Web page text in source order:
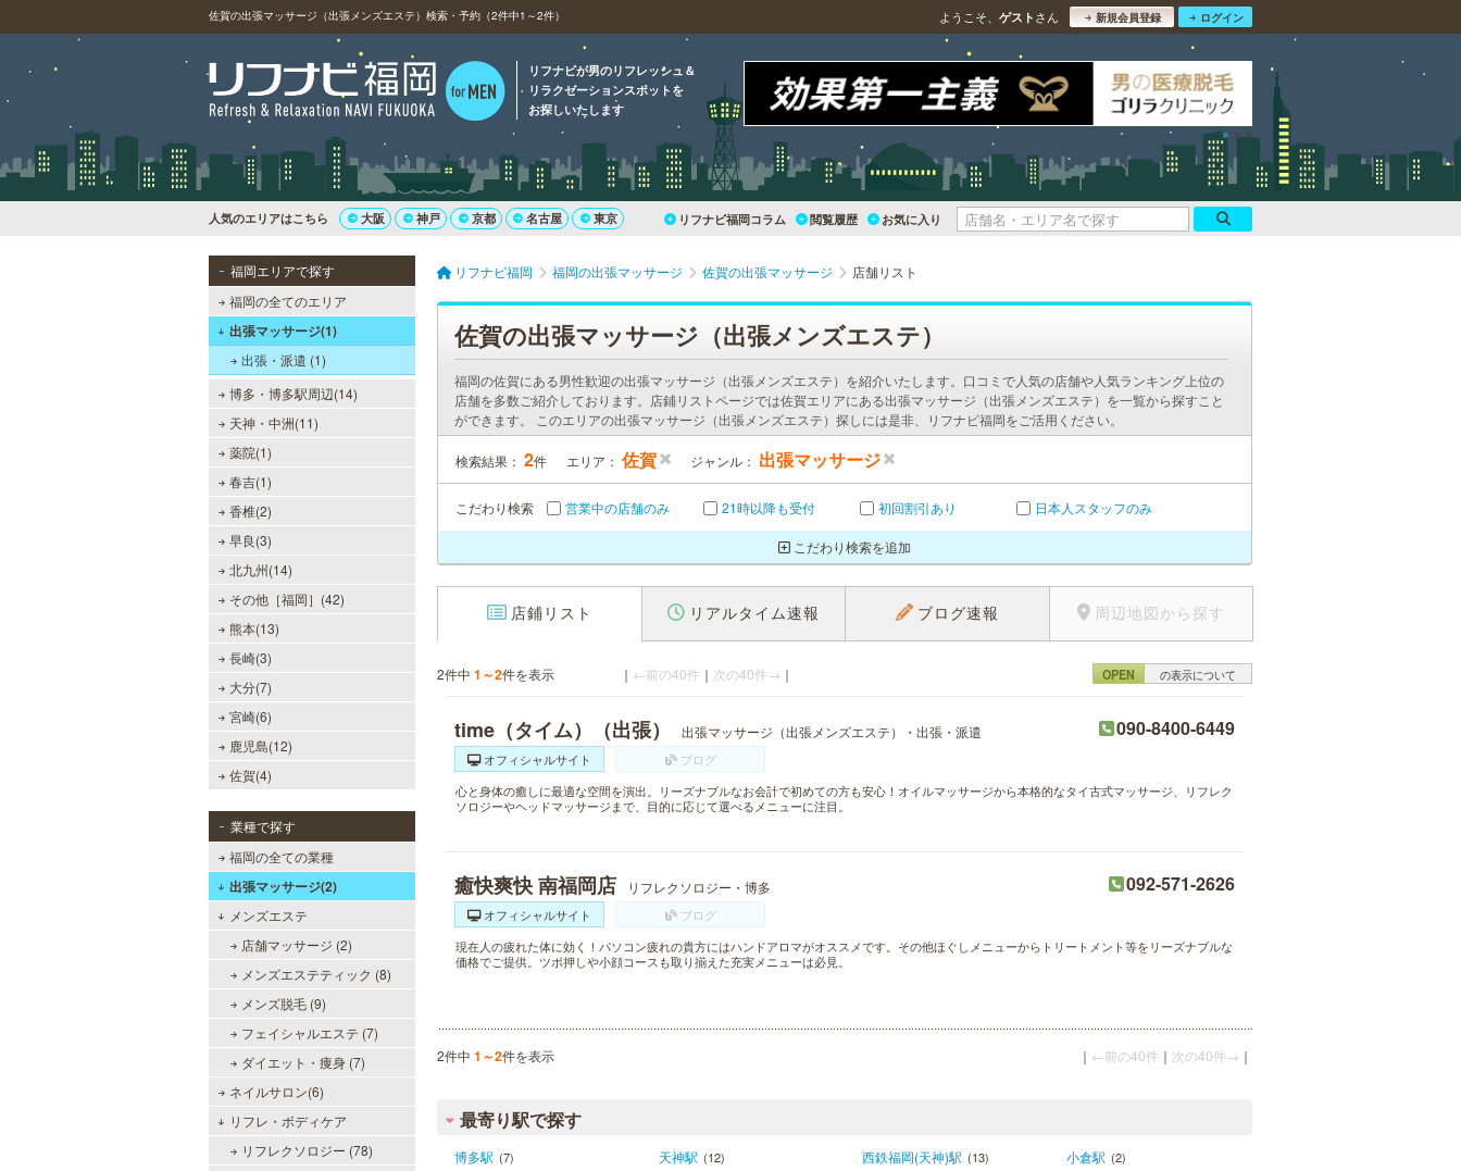
佐賀の出張マッサージ（出張メンズエステ）検索・予約（2件中1～2件） ようこそ、 ゲスト さん 新規会員登録 ログイン
リフナビが男のリフレッシュ＆
リラクゼーションスポットを
お探しいたします
人気のエリアはこちら 大阪 神戸 京都 名古屋 東京 リフナビ福岡コラム 閲覧履歴 お気に入り
福岡エリアで探す
福岡の全てのエリア
出張マッサージ(1)
出張・派遣 (1)
博多・博多駅周辺(14)
天神・中洲(11)
薬院(1)
春吉(1)
香椎(2)
早良(3)
北九州(14)
その他［福岡］(42)
熊本(13)
長崎(3)
大分(7)
宮崎(6)
鹿児島(12)
佐賀(4)
業種で探す
福岡の全ての業種
出張マッサージ(2)
メンズエステ
店舗マッサージ (2)
メンズエステティック (8)
メンズ脱毛 (9)
フェイシャルエステ (7)
ダイエット・痩身 (7)
ネイルサロン(6)
リフレ・ボディケア
リフレクソロジー (78)
メンズリゼクリニック 福岡天
神院
メンズリゼクリニックの永久脱毛が
全国で受けられます。多くの男性患
者様にご支持頂き、新宿1院から始
まったメンズリゼクリニックが、現
リフナビ福岡 福岡の出張マッサージ 佐賀の出張マッサージ 店舗リスト
佐賀の出張マッサージ（出張メンズエステ）
福岡の佐賀にある男性歓迎の出張マッサージ（出張メンズエステ）を紹介いたします。口コミで人気の店舗や人気ランキング上位の
店舗を多数ご紹介しております。店鋪リストページでは佐賀エリアにある出張マッサージ（出張メンズエステ）を一覧から探すこと
ができます。 このエリアの出張マッサージ（出張メンズエステ）探しには是非、リフナビ福岡をご活用ください。
検索結果： 2件 エリア： 佐賀 ジャンル： 出張マッサージ
こだわり検索 営業中の店舗のみ 21時以降も受付 初回割引あり 日本人スタッフのみ
こだわり検索を追加
店鋪リスト リアルタイム速報 ブログ速報 周辺地図から探す
2件中 1～2件を表示 ｜ ←前の40件 ｜ 次の40件→ ｜ OPEN の表示について
time（タイム）（出張） 出張マッサージ（出張メンズエステ）・出張・派遣 090-8400-6449
オフィシャルサイト
ブログ
心と身体の癒しに最適な空間を演出。リーズナブルなお会計で初めての方も安心！オイルマッサージから本格的なタイ古式マッサージ、リフレク
ソロジーやヘッドマッサージまで、目的に応じて選べるメニューに注目。
癒快爽快 南福岡店 リフレクソロジー・博多 092-571-2626
オフィシャルサイト
ブログ
現在人の疲れた体に効く！パソコン疲れの貴方にはハンドアロマがオススメです。その他ほぐしメニューからトリートメント等をリーズナブルな
価格でご提供。ツボ押しや小顔コースも取り揃えた充実メニューは必見。
2件中 1～2件を表示 ｜ ←前の40件 ｜ 次の40件→ ｜
最寄り駅で探す
博多駅 (7) 天神駅 (12) 西鉄福岡(天神)駅 (13) 小倉駅 (2)